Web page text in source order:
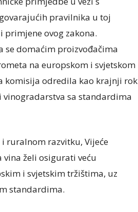
pravilnika u toj
ovog zakona.
se domaćim proizvođačima
na europskom i svjetskom
komisija odredila kao krajnji rok
vinogradarstva sa standardima
ruralnom razvitku, Vijeće
želi osigurati veću
i svjetskim tržištima, uz
standardima.